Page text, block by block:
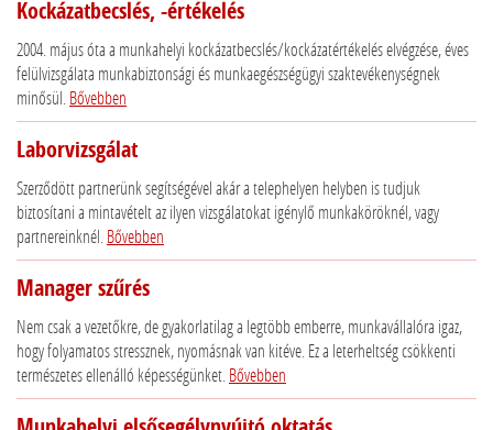
Kockázatbecslés, -értékelés
2004. május óta a munkahelyi kockázatbecslés/kockázatértékelés elvégzése, éves
felülvizsgálata munkabiztonsági és munkaegészségügyi szaktevékenységnek
minősül.Bővebben
Laborvizsgálat
Szerződött partnerünk segítségével akár a telephelyen helyben is tudjuk
biztosítani a mintavételt az ilyen vizsgálatokat igénylő munkaköröknél, vagy
partnereinknél.Bővebben
Manager szűrés
Nem csak a vezetőkre, de gyakorlatilag a legtöbb emberre, munkavállalóra igaz,
hogy folyamatos stressznek, nyomásnak van kitéve. Ez a leterheltség csökkenti
természetes ellenálló képességünket.Bővebben